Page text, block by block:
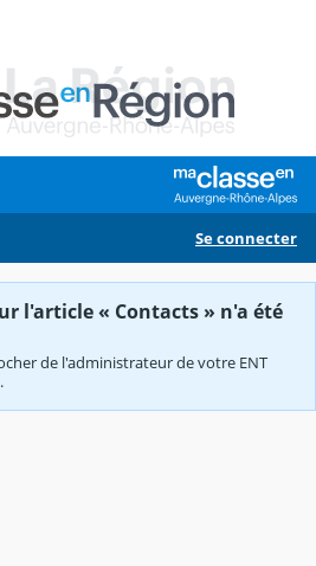
Se connecter
l'article « Contacts » n'a été
de l'administrateur de votre ENT